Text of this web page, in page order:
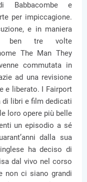
Babbacombe e
per impiccagione.
e in maniera
ben tre volte
The Man They
commutata in
ad una revisione
e liberato. I Fairport
di libri e film dedicati
loro opere più belle
un episodio a sé
dalla sua
ha deciso di
dal vivo nel corso
non ci siano grandi